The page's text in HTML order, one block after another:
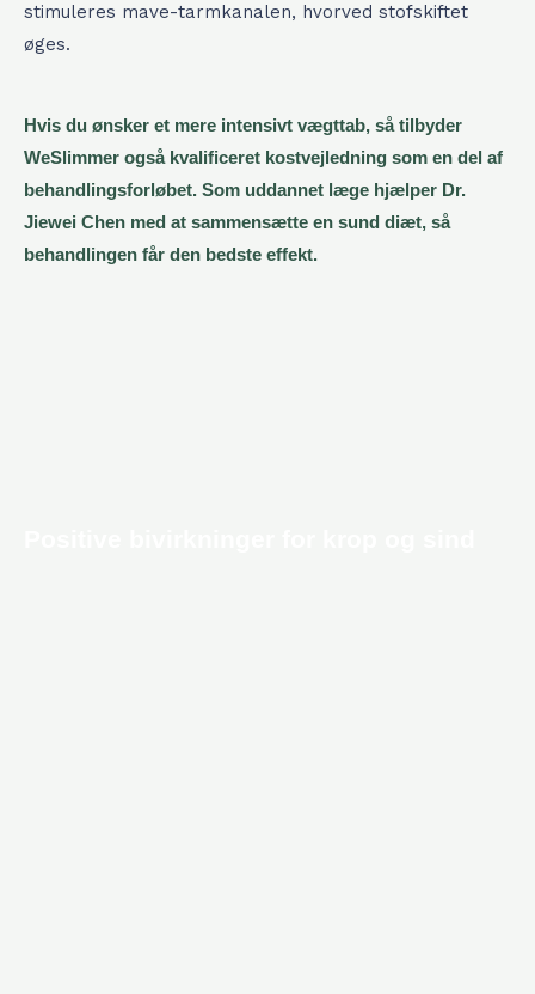
stimuleres mave-tarmkanalen, hvorved stofskiftet
øges.
Hvis du ønsker et mere intensivt vægttab, så tilbyder
WeSlimmer også kvalificeret kostvejledning som en del af
behandlingsforløbet. Som uddannet læge hjælper Dr.
Jiewei Chen med at sammensætte en sund diæt, så
behandlingen får den bedste effekt.